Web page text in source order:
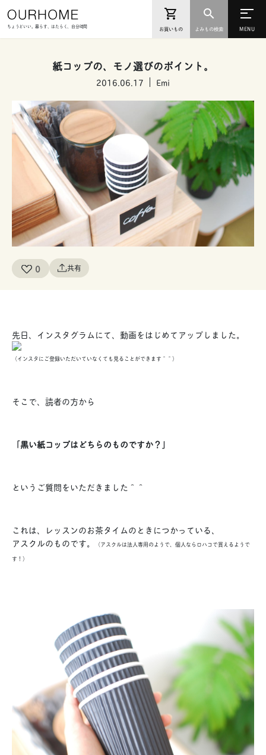
ちょうどいい。暮らす、はたらく、自分時間
紙コップの、モノ選びのポイント。
2016.06.17 Emi
0 共有
先日、インスタグラムにて、動画をはじめてアップしました。
（インスタにご登録いただいていなくても見ることができます＾＾）
そこで、読者の方から
「黒い紙コップはどちらのものですか？」
というご質問をいただきました＾＾
これは、レッスンのお茶タイムのときにつかっている、
アスクルのものです。
（アスクルは法人専用のようで、個人ならロハコで買えるようで
す！）
お買いもの よみもの検索